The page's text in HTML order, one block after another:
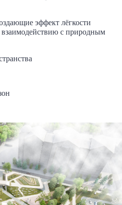
эффект лёгкости
с природным